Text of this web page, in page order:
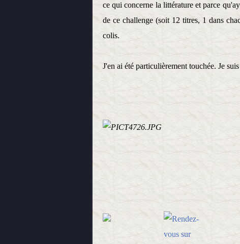
ce qui concerne la littérature et parce
de ce challenge (soit 12 titres, 1 dans
colis.
J'en ai été particulièrement touchée. Je